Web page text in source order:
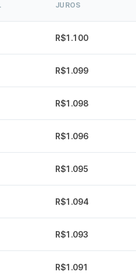
JUROS
R$1.100
R$1.099
R$1.098
R$1.096
R$1.095
R$1.094
R$1.093
R$1.091